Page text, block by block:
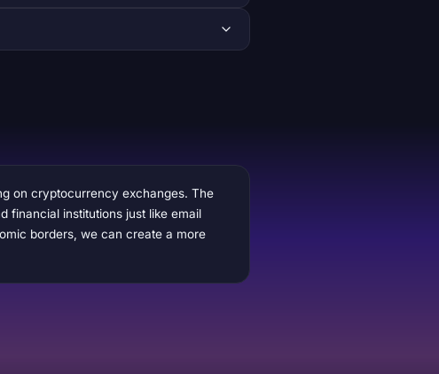
on cryptocurrency exchanges. The
financial institutions just like email
borders, we can create a more